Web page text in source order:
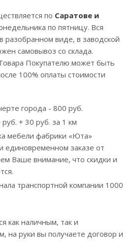
по Саратове и
по пятницу. Вся
разобранном виде, в заводской
самовывоз со склада.
Покупателю может быть
100% оплаты стоимости
города - 800 руб.
+ 30 руб. за 1 км
мебели фабрики «Юта»
единовременном заказе от
Ваше внимание, что скидки и
транспортной компании 1000
как наличным, так и
на руки вы получаете договор и